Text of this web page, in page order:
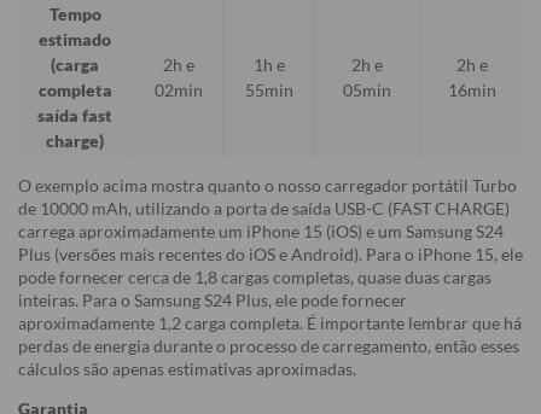
Tempo
estimado
(carga
completa
saída fast
charge)
2h e
02min
1h e
55min
2h e
05min
2h e
16min
O exemplo acima mostra quanto o nosso carregador portátil Turbo
de 10000 mAh, utilizando a porta de saída USB-C (FAST CHARGE)
carrega aproximadamente um iPhone 15 (iOS) e um Samsung S24
Plus (versões mais recentes do iOS e Android). Para o iPhone 15, ele
pode fornecer cerca de 1,8 cargas completas, quase duas cargas
inteiras. Para o Samsung S24 Plus, ele pode fornecer
aproximadamente 1,2 carga completa. É importante lembrar que há
perdas de energia durante o processo de carregamento, então esses
cálculos são apenas estimativas aproximadas.
Garantia